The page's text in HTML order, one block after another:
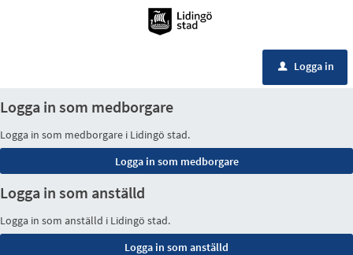
u Logga in
Logga in som medborgare
Logga in som medborgare i Lidingö stad.
Logga in som anställd
Logga in som anställd i Lidingö stad.